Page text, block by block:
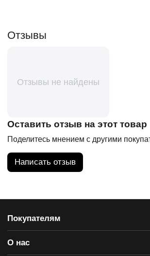
Отзывы
Отзывы не найдены
Оставить отзыв на этот товар
Поделитесь мнением с другими
Написать отзыв
Покупателям
О нас